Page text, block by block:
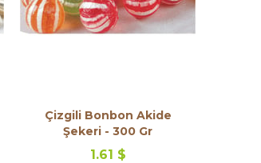
Çizgili Bonbon Akide
Şekeri - 300 Gr
1.61 $